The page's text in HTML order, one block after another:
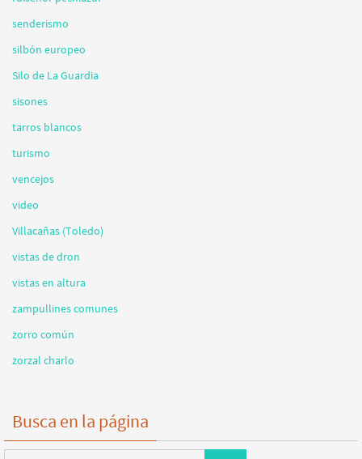
senderismo
silbón europeo
Silo de La Guardia
sisones
tarros blancos
turismo
vencejos
video
Villacañas (Toledo)
vistas de dron
vistas en altura
zampullines comunes
zorro común
zorzal charlo
Busca en la página